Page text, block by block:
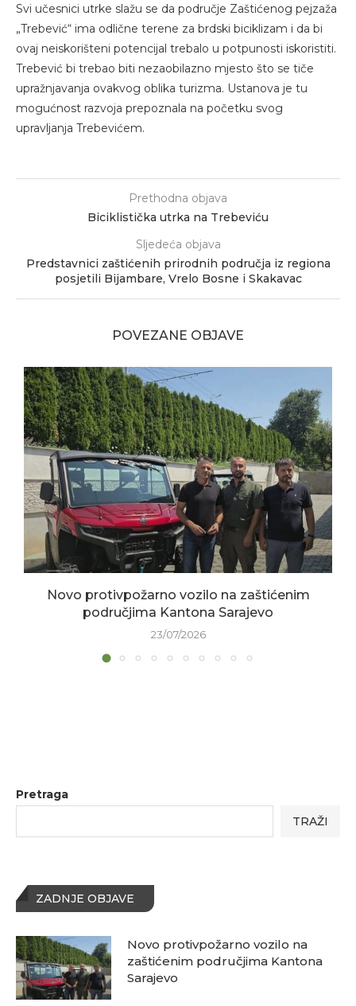
Svi učesnici utrke slažu se da područje Zaštićenog pejzaža
„Trebević“ ima odlične terene za brdski biciklizam i da bi
ovaj neiskorišteni potencijal trebalo u potpunosti iskoristiti.
Trebević bi trebao biti nezaobilazno mjesto što se tiče
upražnjavanja ovakvog oblika turizma. Ustanova je tu
mogućnost razvoja prepoznala na početku svog
upravljanja Trebevićem.
Prethodna objava
Biciklistička utrka na Trebeviću
Sljedeća objava
Predstavnici zaštićenih prirodnih područja iz regiona
posjetili Bijambare, Vrelo Bosne i Skakavac
POVEZANE OBJAVE
Novo protivpožarno vozilo na zaštićenim
područjima Kantona Sarajevo
23/07/2026
Pretraga
TRAŽI
ZADNJE OBJAVE
Novo protivpožarno vozilo na
zaštićenim područjima Kantona
Sarajevo